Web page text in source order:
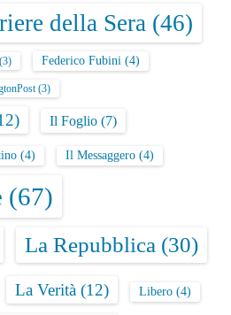
della Sera (46)
(3) Federico Fubini (4)
(3)
Il Foglio (7)
(4) Il Messaggero (4)
(67)
La Repubblica (30)
La Verità (12) Libero (4)